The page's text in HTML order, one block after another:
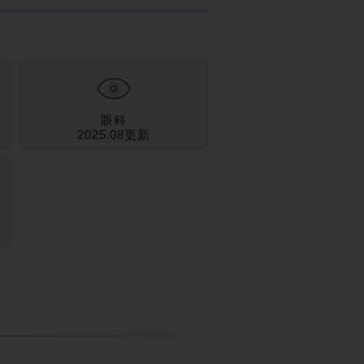
眼科
2025.08更新